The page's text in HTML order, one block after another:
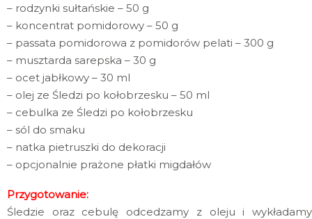
– rodzynki sułtańskie – 50 g
– koncentrat pomidorowy – 50 g
– passata pomidorowa z pomidorów pelati – 300 g
– musztarda sarepska – 30 g
– ocet jabłkowy – 30 ml
– olej ze Śledzi po kołobrzesku – 50 ml
– cebulka ze Śledzi po kołobrzesku
– sól do smaku
– natka pietruszki do dekoracji
– opcjonalnie prażone płatki migdałów
Przygotowanie:
Śledzie oraz cebulę odcedzamy z oleju i wykładamy